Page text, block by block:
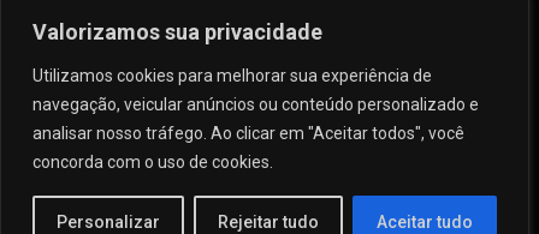
Valorizamos sua privacidade
Utilizamos cookies para melhorar sua experiência de
navegação, veicular anúncios ou conteúdo personalizado e
analisar nosso tráfego. Ao clicar em "Aceitar todos", você
concorda com o uso de cookies.
Personalizar Rejeitar tudo Aceitar tudo
(82) 99621-8806